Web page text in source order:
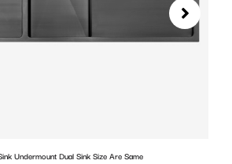
Undermount Dual Sink Size Are Same